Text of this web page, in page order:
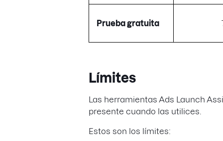
Prueba gratuita
Límites
Las herramientas Ads Launch
presente cuando las utilices.
Estos son los límites: